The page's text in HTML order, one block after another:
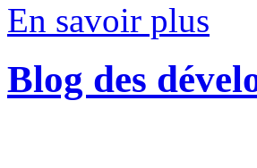
En savoir plus
Blog des